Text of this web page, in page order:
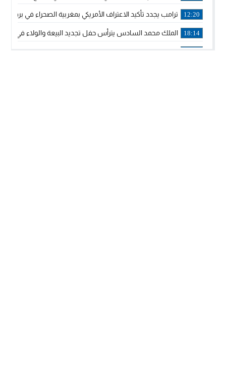
12:20 ترامب يجدد تأكيد الاعتراف الأمريكي بمغربية الصحراء في برقية
18:14 الملك محمد السادس يترأس حفل تجديد البيعة والولاء في